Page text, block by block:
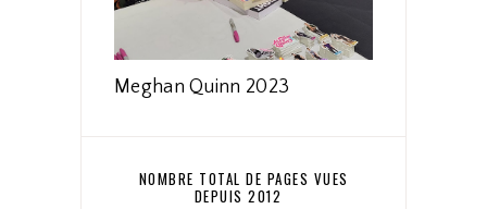
Meghan Quinn 2023
NOMBRE TOTAL DE PAGES VUES
DEPUIS 2012